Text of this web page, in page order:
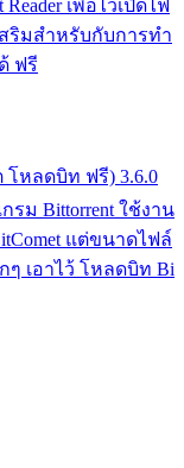
เพื่อไว้เปิดไฟ
สริมสำหรับกับการทำ
ฟรี
โหลดบิท ฟรี) 3.6.0
รม Bittorrent ใช้งาน
แต่ขนาดไฟล์
ๆ เอาไว้ โหลดบิท Bi